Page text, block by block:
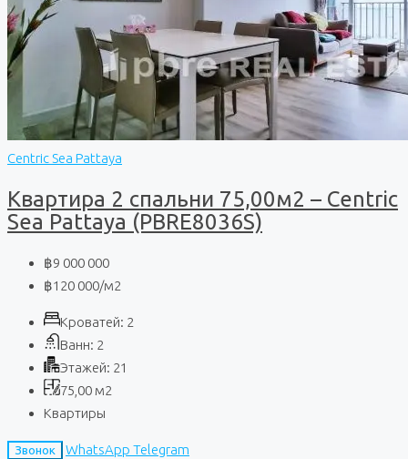
Centric Sea Pattaya
Квартира 2 спальни 75,00м2 – Centric
Sea Pattaya (PBRE8036S)
฿9 000 000
฿120 000/м2
Кроватей: 2
Ванн: 2
Этажей: 21
75,00 м2
Квартиры
Звонок WhatsApp Telegram